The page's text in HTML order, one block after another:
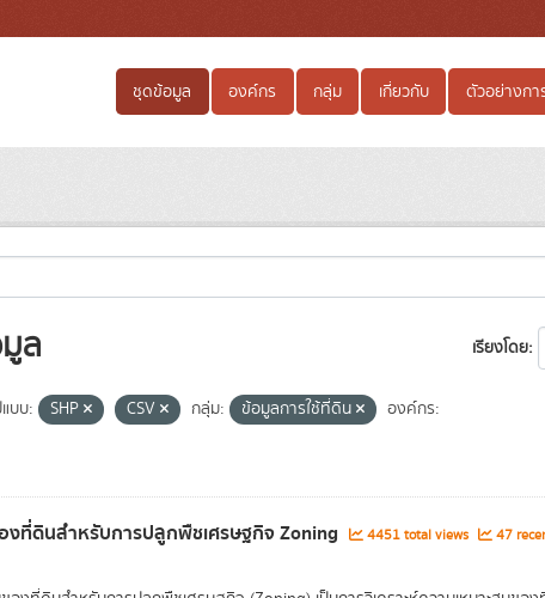
ชุดข้อมูล องค์กร กลุ่ม เกี่ยวกับ ตัวอย่างกา
เรียงโดย
ล
บบ: SHP CSV กลุ่ม: ข้อมูลการใช้ที่ดิน
องค์กร:
งที่ดินสำหรับการปลูกพืชเศรษฐกิจ Zoning 4451 total views 47